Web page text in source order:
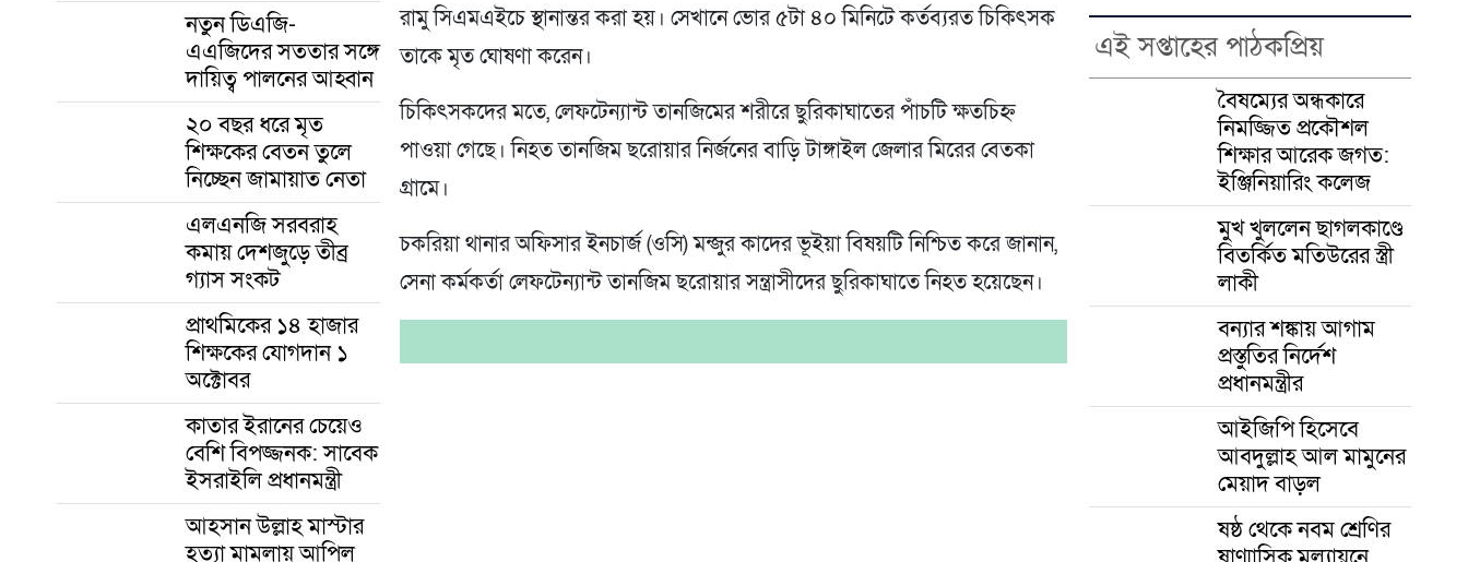
নতুন ডিএজি-
এএজিদের সততার সঙ্গে
দায়িত্ব পালনের আহ্বান
২০ বছর ধরে মৃত
শিক্ষকের বেতন তুলে
নিচ্ছেন জামায়াত নেতা
এলএনজি সরবরাহ
কমায় দেশজুড়ে তীব্র
গ্যাস সংকট
প্রাথমিকের ১৪ হাজার
শিক্ষকের যোগদান ১
অক্টোবর
কাতার ইরানের চেয়েও
বেশি বিপজ্জনক: সাবেক
ইসরাইলি প্রধানমন্ত্রী
আহসান উল্লাহ মাস্টার
হত্যা মামলায় আপিল
রামু সিএমএইচে স্থানান্তর করা হয়। সেখানে ভোর ৫টা ৪০ মিনিটে কর্তব্যরত চিকিৎসক
তাকে মৃত ঘোষণা করেন।
চিকিৎসকদের মতে, লেফটেন্যান্ট তানজিমের শরীরে ছুরিকাঘাতের পাঁচটি ক্ষতচিহ্ন
পাওয়া গেছে। নিহত তানজিম ছরোয়ার নির্জনের বাড়ি টাঙ্গাইল জেলার মিরের বেতকা
গ্রামে।
চকরিয়া থানার অফিসার ইনচার্জ (ওসি) মন্জুর কাদের ভূইয়া বিষয়টি নিশ্চিত করে জানান,
সেনা কর্মকর্তা লেফটেন্যান্ট তানজিম ছরোয়ার সন্ত্রাসীদের ছুরিকাঘাতে নিহত হয়েছেন।
এই সপ্তাহের পাঠকপ্রিয়
বৈষম্যের অন্ধকারে
নিমজ্জিত প্রকৌশল
শিক্ষার আরেক জগত:
ইঞ্জিনিয়ারিং কলেজ
মুখ খুললেন ছাগলকাণ্ডে
বিতর্কিত মতিউরের স্ত্রী
লাকী
বন্যার শঙ্কায় আগাম
প্রস্তুতির নির্দেশ
প্রধানমন্ত্রীর
আইজিপি হিসেবে
আবদুল্লাহ আল মামুনের
মেয়াদ বাড়ল
ষষ্ঠ থেকে নবম শ্রেণির